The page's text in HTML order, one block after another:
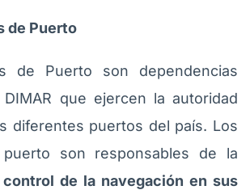
de Puerto
de Puerto son dependencias
que ejercen la autoridad
diferentes puertos del país. Los
son responsables de la
de la navegación en sus